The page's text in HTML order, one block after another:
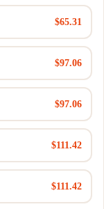
$65.31
$97.06
$97.06
$111.42
$111.42